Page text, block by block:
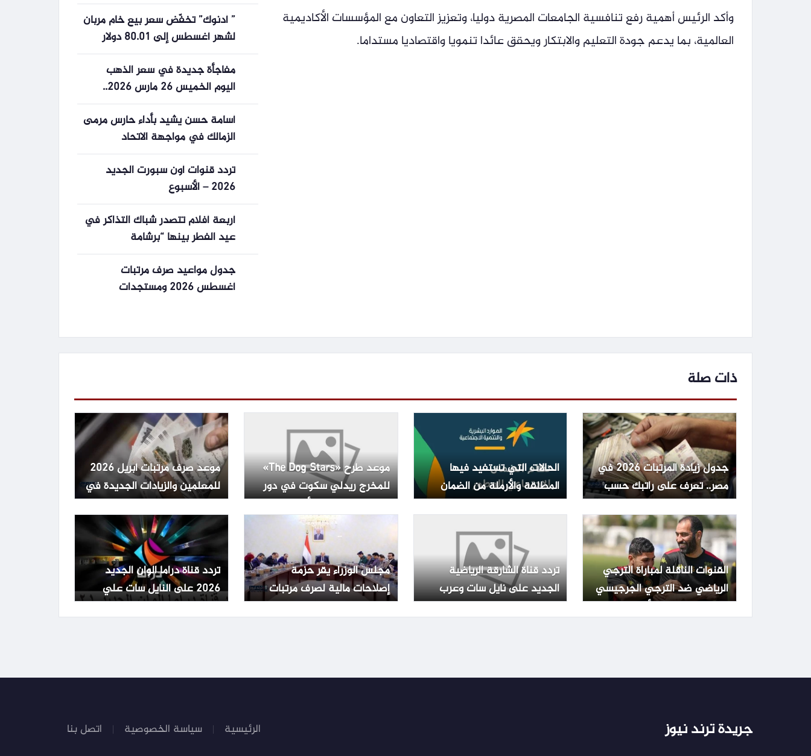
وأكد الرئيس أهمية رفع تنافسية الجامعات المصرية دوليا، وتعزيز التعاون مع المؤسسات الأكاديمية
العالمية، بما يدعم جودة التعليم والابتكار ويحقق عائدا تنمويا واقتصاديا مستداما.
” أدنوك” تخفّض سعر بيع خام مربان
لشهر أغسطس إلى ​80.01 دولار
للبرميل
مفاجأة جديدة في سعر الذهب
اليوم الخميس 26 مارس 2026..
عيار 21 بكام الآن؟
أسامة حسن يشيد بأداء حارس مرمى
الزمالك في مواجهة الاتحاد
تردد قنوات أون سبورت الجديد
2026 – الأسبوع
أربعة أفلام تتصدر شباك التذاكر في
عيد الفطر بينها “برشامة
جدول مواعيد صرف مرتبات
أغسطس 2026 ومستجدات
ذات صلة
جدول زيادة المرتبات 2026 في
مصر.. تعرف على راتبك حسب
الدرجة الوظيفية
الحالات التي تستفيد فيها
المطلقة والأرملة من الضمان
الاجتماعي المطور 1448
موعد طرح «The Dog Stars»
للمخرج ريدلي سكوت في دور
العرض المصرية – الأسبوع
موعد صرف مرتبات أبريل 2026
للمعلمين والزيادات الجديدة في
مصر
القنوات الناقلة لمباراة الترجي
الرياضي ضد الترجي الجرجيسي
اليوم في نهائي كأس تونس مع
تردد قناة الشارقة الرياضية
الجديد على نايل سات وعرب
سات
مجلس الوزراء يقر حزمة
إصلاحات مالية لصرف مرتبات
موظفي الدولة
تردد قناة دراما الوان الجديد
2026 على النايل سات علي
النايل سات والعرب سات
جريدة ترند نيوز الرئيسية سياسة الخصوصية اتصل بنا